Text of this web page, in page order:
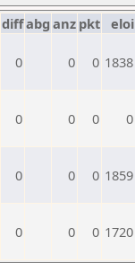
diffabg anz pkt eloi
0 0 0 1838
0 0 0 0
0 0 0 1859
0 0 0 1720